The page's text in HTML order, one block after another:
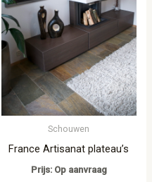
Schouwen
France Artisanat plateau’s
Prijs: Op aanvraag